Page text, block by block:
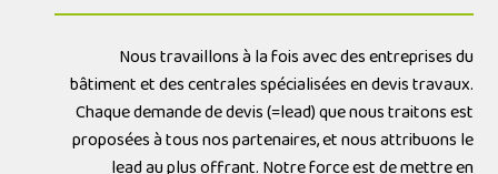
Nous travaillons à la fois avec des entreprises du
bâtiment et des centrales spécialisées en devis travaux.
Chaque demande de devis (=lead) que nous traitons est
proposées à tous nos partenaires, et nous attribuons le
lead au plus offrant. Notre force est de mettre en